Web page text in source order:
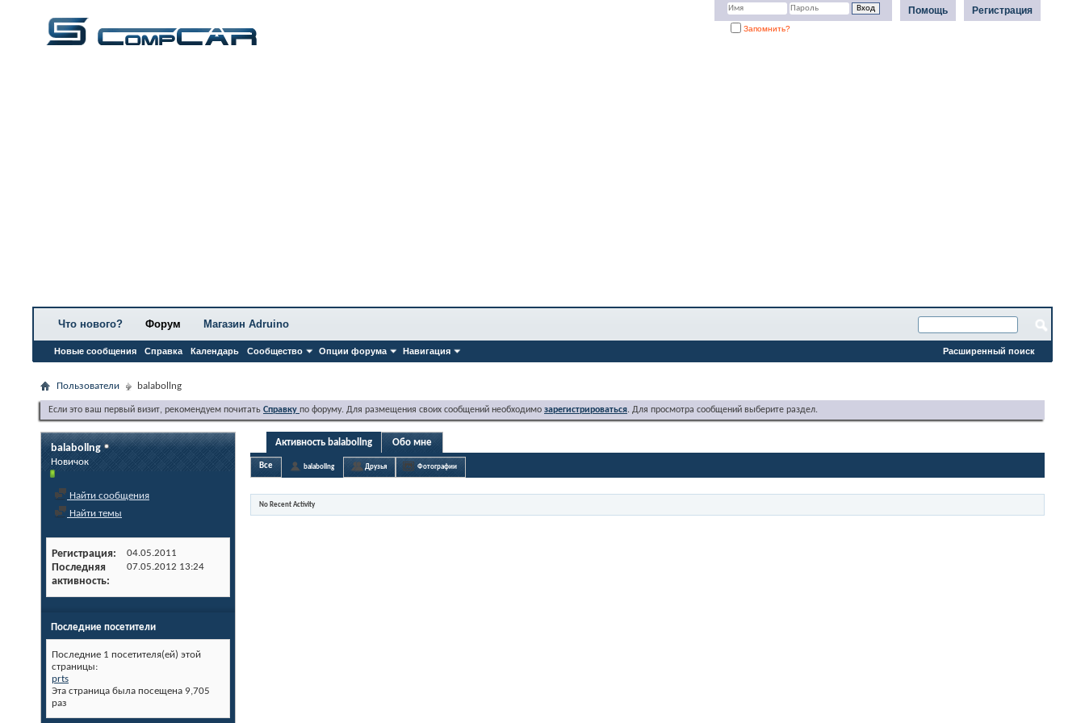
Регистрация
Помощь
Запомнить?
Что нового? Форум
Новые сообщения Справка Календарь Сообщество Опции форума Навигация
Магазин Adruino
Расширенный поиск
Пользователи balabollng
Если это ваш первый визит, рекомендуем почитать Справку по форуму. Для размещения своих сообщений необходимо зарегистрироваться. Для просмотра сообщений выберите раздел.
balabollng
Новичок
Найти сообщения
Найти темы
Регистрация 04.05.2011
Последняя
активность
07.05.2012 13:24
Последние посетители
Последние 1 посетителя(ей) этой
страницы:
prts
Эта страница была посещена 9,705
раз
Активность balabollng Обо мне
Все balabollng Друзья Фотографии
No Recent Activity